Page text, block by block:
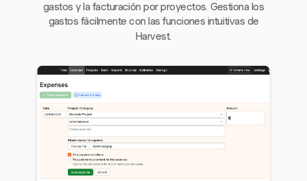
gastos y la facturación por proyectos. Gestiona los
gastos fácilmente con las funciones intuitivas de
Harvest.